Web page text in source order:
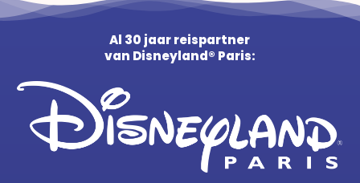
Al 30 jaar reispartner
van Disneyland® Paris: